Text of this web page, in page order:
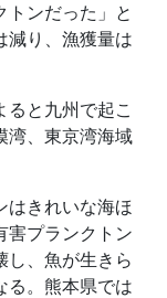
ンだった」と
減り、漁獲量は
と九州で起こ
湾、東京湾海域
きれいな海ほ
害プランクトン
し、魚が生きら
る。熊本県では